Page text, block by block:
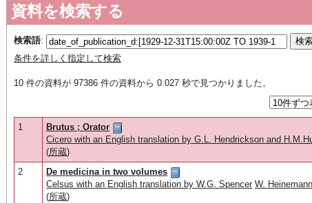
資料を検索する
検索語:
条件を詳しく指定して検索
10 件の資料が 97386 件の資料から 0.027 秒で見つかりました。
1
Brutus ; Orator
Cicero with an English translation by G.L. Hendrickson and
(所蔵)
2
De medicina in two volumes
Celsus with an English translation by W.G. Spencer W.
(所蔵)